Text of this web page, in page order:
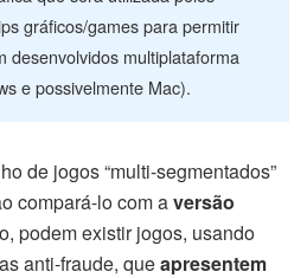
gráficos/games para permitir
desenvolvidos multiplataforma
e possivelmente Mac).
de jogos “multi-segmentados”
compará-lo com aversão
podem existir jogos, usando
anti-fraude, queapresentem